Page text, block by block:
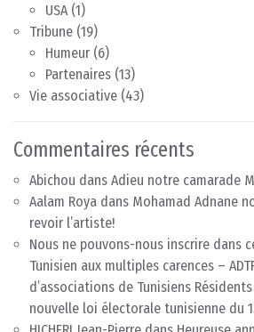
USA (1)
Tribune (19)
Humeur (6)
Partenaires (13)
Vie associative (43)
Commentaires récents
Abichou dans Adieu notre camarade
Aalam Roya dans Mohamad Adnane
revoir l’artiste!
Nous ne pouvons-nous inscrire dans
Tunisien aux multiples carences –
d’associations de Tunisiens
nouvelle loi électorale tunisienne du